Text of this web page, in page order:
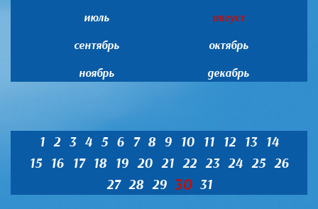
июль август
сентябрь октябрь
ноябрь декабрь
1 2 3 4 5 6 7 8 9 10 11 12 13 14
15 16 17 18 19 20 21 22 23 24 25 26
27 28 29 30 31